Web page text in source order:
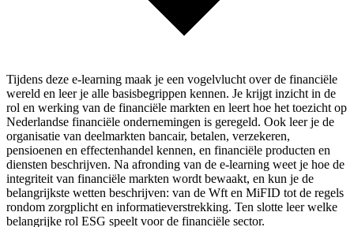
Tijdens deze e-learning maak je een vogelvlucht over de financiële
wereld en leer je alle basisbegrippen kennen. Je krijgt inzicht in de
rol en werking van de financiële markten en leert hoe het toezicht op
Nederlandse financiële ondernemingen is geregeld. Ook leer je de
organisatie van deelmarkten bancair, betalen, verzekeren,
pensioenen en effectenhandel kennen, en financiële producten en
diensten beschrijven. Na afronding van de e-learning weet je hoe de
integriteit van financiële markten wordt bewaakt, en kun je de
belangrijkste wetten beschrijven: van de Wft en MiFID tot de regels
rondom zorgplicht en informatieverstrekking. Ten slotte leer welke
belangrijke rol ESG speelt voor de financiële sector.